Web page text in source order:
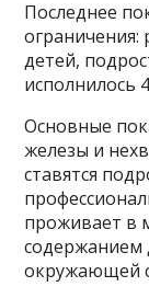
Последнее
детей,
исполнилось
Основные
железы и
ставятся
проживает в
содержанием
окружающей